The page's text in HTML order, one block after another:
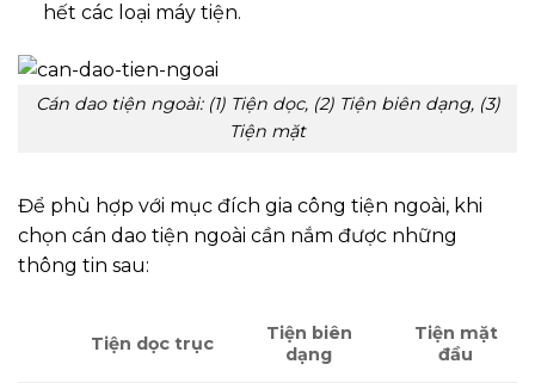
hết các loại máy tiện.
Cán dao tiện ngoài: (1) Tiện dọc, (2) Tiện biên dạng, (3)
Tiện mặt
Để phù hợp với mục đích gia công tiện ngoài, khi
chọn cán dao tiện ngoài cần nắm được những
thông tin sau:
Tiện dọc trục
Tiện biên
dạng
Tiện mặt
đầu